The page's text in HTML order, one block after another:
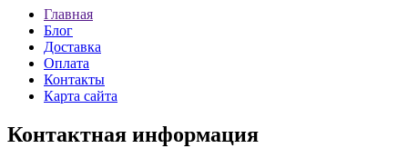
Главная
Блог
Доставка
Оплата
Контакты
Карта сайта
Контактная информация